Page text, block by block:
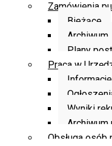
Zamówienia
Bieżące
Archiwum
Plany
Praca w
Wyniki
Archiwum
Obsługa osób